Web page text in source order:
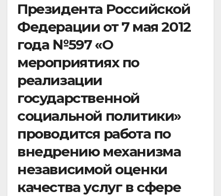
Президента Российской
Федерации от 7 мая 2012
года №597 «О
мероприятиях по
реализации
государственной
социальной политики»
проводится работа по
внедрению механизма
независимой оценки
качества услуг в сфере